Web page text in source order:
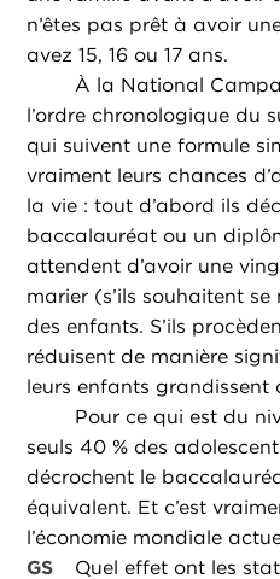
n’êtes pas prêt à avoir
avez 15, 16 ou 17 ans.
À la National
l’ordre chronologique du
qui suivent une formule
vraiment leurs chances
la vie : tout d’abord ils
baccalauréat ou un
attendent d’avoir une
marier (s’ils souhaitent
des enfants. S’ils
réduisent de manière
leurs enfants grandissent
Pour ce qui est du
seuls 40 % des
décrochent le
équivalent. Et c’est
l’économie mondiale
GS
Quel effet ont les